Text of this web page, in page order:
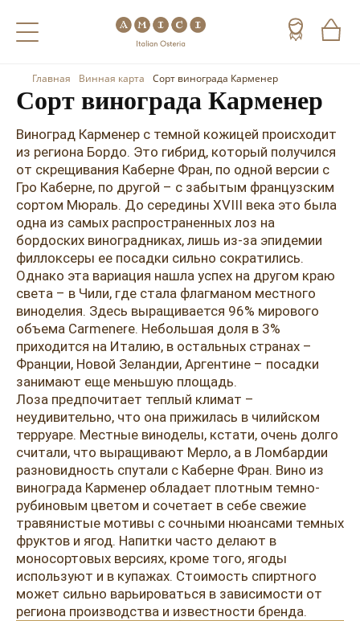
Назад
Холодные напитки
Чай
Кофе
Назад
Вино
Шампанское
Игристое вино
Портвейн
Херес
Красные вина
Белые вина
Розовые вина
Итальянские вина
Французские вина
Испанские вина
Назад
Виски
Коньяк
Арманьяк
Текила
Мескаль
Кальвадос
Джин
Ром
Граппа
Водка
Саке
Пиво
Главная Винная карта Сорт винограда Карменер
Сорт винограда Карменер
Виноград Карменер с темной кожицей происходит
из региона Бордо. Это гибрид, который получился
от скрещивания Каберне Фран, по одной версии с
Гро Каберне, по другой – с забытым французским
сортом Мюраль. До середины XVIII века это была
одна из самых распространенных лоз на
бордоских виноградниках, лишь из-за эпидемии
филлоксеры ее посадки сильно сократились.
Однако эта вариация нашла успех на другом краю
света – в Чили, где стала флагманом местного
виноделия. Здесь выращивается 96% мирового
объема Carmenere. Небольшая доля в 3%
приходится на Италию, в остальных странах –
Франции, Новой Зеландии, Аргентине – посадки
занимают еще меньшую площадь.
Лоза предпочитает теплый климат –
неудивительно, что она прижилась в чилийском
терруаре. Местные виноделы, кстати, очень долго
считали, что выращивают Мерло, а в Ломбардии
разновидность спутали с Каберне Фран. Вино из
винограда Карменер обладает плотным темно-
рубиновым цветом и сочетает в себе свежие
травянистые мотивы с сочными нюансами темных
фруктов и ягод. Напитки часто делают в
моносортовых версиях, кроме того, ягоды
используют и в купажах. Стоимость спиртного
может сильно варьироваться в зависимости от
региона производства и известности бренда.